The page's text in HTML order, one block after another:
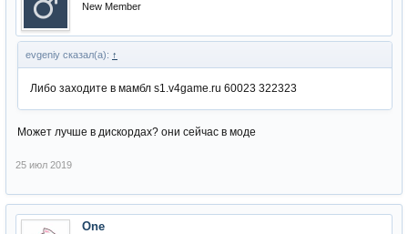
New Member
evgeniy сказал(а): ↑
Либо заходите в мамбл s1.v4game.ru 60023 322323
Может лучше в дискордах? они сейчас в моде
25 июл 2019
One